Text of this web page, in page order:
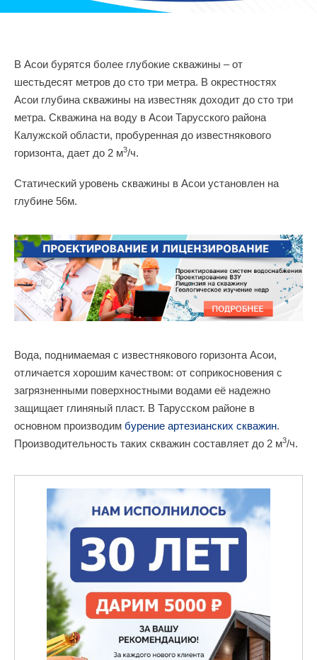
В Асои бурятся более глубокие скважины – от
шестьдесят метров до сто три метра. В окрестностях
Асои глубина скважины на известняк доходит до сто три
метра. Скважина на воду в Асои Тарусского района
Калужской области, пробуренная до известнякового
горизонта, дает до 2 м3/ч.
Статический уровень скважины в Асои установлен на
глубине 56м.
Вода, поднимаемая с известнякового горизонта Асои,
отличается хорошим качеством: от соприкосновения с
загрязненными поверхностными водами её надежно
защищает глиняный пласт. В Тарусском районе в
основном производим бурение артезианских скважин.
Производительность таких скважин составляет до 2 м3/ч.